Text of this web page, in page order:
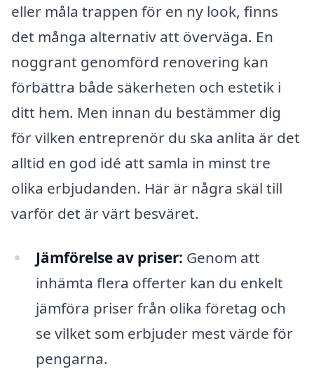
eller måla trappen för en ny look, finns
det många alternativ att överväga. En
noggrant genomförd renovering kan
förbättra både säkerheten och estetik i
ditt hem. Men innan du bestämmer dig
för vilken entreprenör du ska anlita är det
alltid en god idé att samla in minst tre
olika erbjudanden. Här är några skäl till
varför det är värt besväret.
Jämförelse av priser: Genom att
inhämta flera offerter kan du enkelt
jämföra priser från olika företag och
se vilket som erbjuder mest värde för
pengarna.